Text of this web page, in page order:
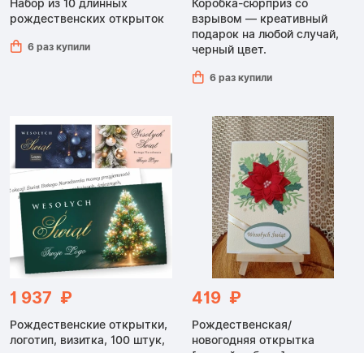
Набор из 10 длинных
рождественских открыток
6 раз купили
Коробка-сюрприз со
взрывом — креативный
подарок на любой случай,
черный цвет.
6 раз купили
1 937 ₽
Рождественские открытки,
логотип, визитка, 100 штук,
419 ₽
Рождественская/
новогодняя открытка